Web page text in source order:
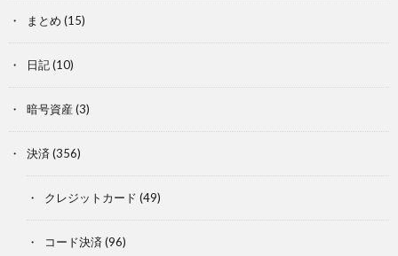
まとめ (15)
日記(10)
暗号資産 (3)
決済 (356)
クレジットカード (49)
コード決済 (96)